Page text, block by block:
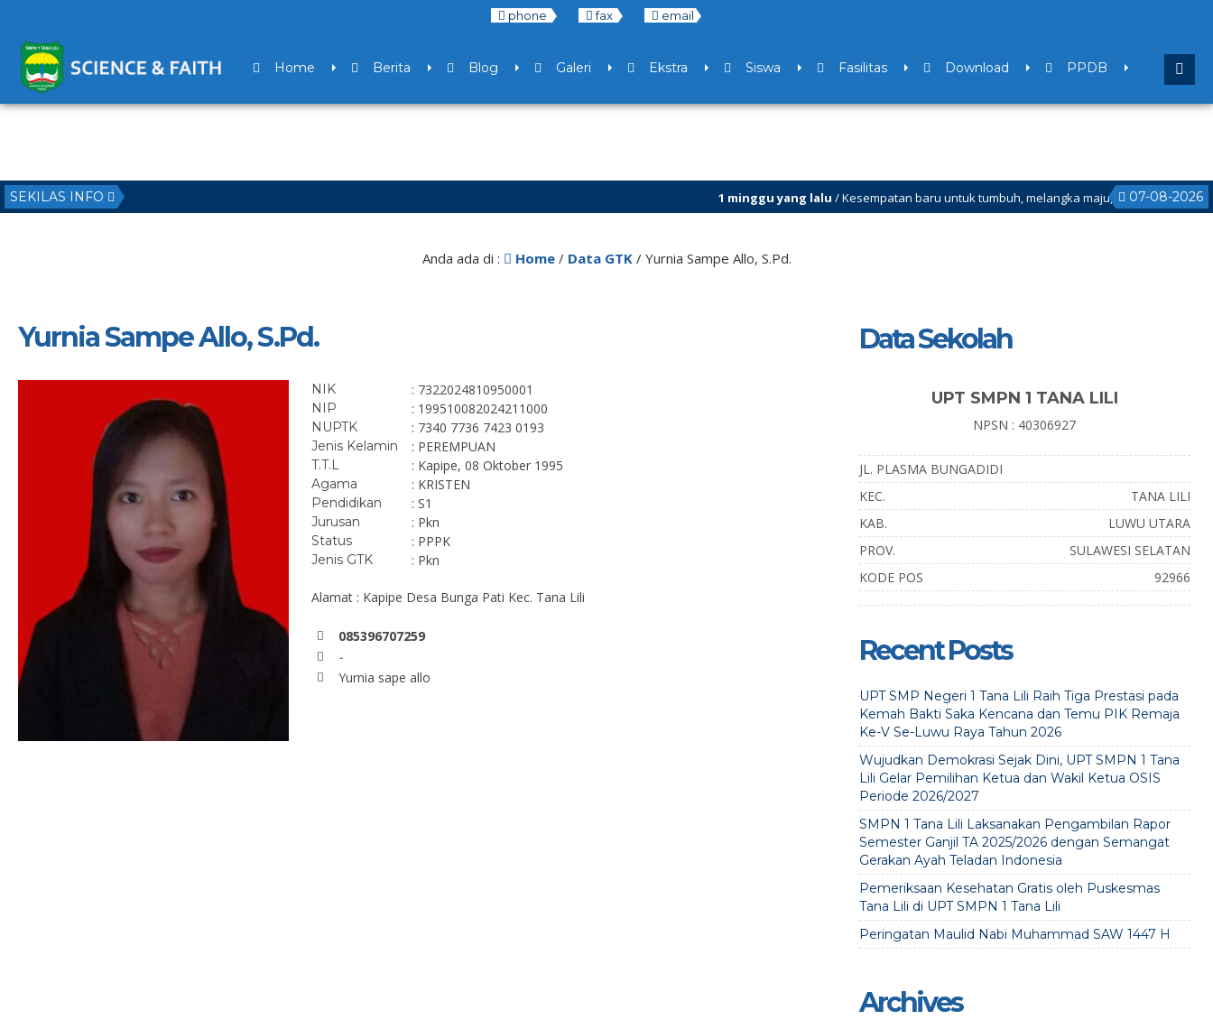
phone fax email
Home Berita Blog Galeri Ekstra Siswa Fasilitas Download PPDB
SEKILAS INFO 07-08-2026
1 minggu yang lalu/ Kesempatan baru untuk tumbuh, melangka maju,dan menjadi versi terbaik
Anda ada di : Home/ Data GTK/ Yurnia Sampe Allo, S.Pd.
Yurnia Sampe Allo, S.Pd.
NIK : 7322024810950001
NIP : 199510082024211000
NUPTK : 7340 7736 7423 0193
Jenis Kelamin : PEREMPUAN
T.T.L : Kapipe, 08 Oktober 1995
Agama : KRISTEN
Pendidikan : S1
Jurusan : Pkn
Status : PPPK
Jenis GTK : Pkn
Alamat : Kapipe Desa Bunga Pati Kec. Tana Lili
085396707259
-
Yurnia sape allo
Data Sekolah
UPT SMPN 1 TANA LILI
NPSN : 40306927
JL. PLASMA BUNGADIDI
KEC.
TANA LILI
KAB.
LUWU UTARA
PROV.
SULAWESI SELATAN
KODE POS
92966
Recent Posts
UPT SMP Negeri 1 Tana Lili Raih Tiga Prestasi pada
Kemah Bakti Saka Kencana dan Temu PIK Remaja
Ke-V Se-Luwu Raya Tahun 2026
Wujudkan Demokrasi Sejak Dini, UPT SMPN 1 Tana
Lili Gelar Pemilihan Ketua dan Wakil Ketua OSIS
Periode 2026/2027
SMPN 1 Tana Lili Laksanakan Pengambilan Rapor
Semester Ganjil TA 2025/2026 dengan Semangat
Gerakan Ayah Teladan Indonesia
Pemeriksaan Kesehatan Gratis oleh Puskesmas
Tana Lili di UPT SMPN 1 Tana Lili
Peringatan Maulid Nabi Muhammad SAW 1447 H
Archives